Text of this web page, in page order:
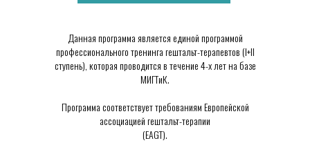
Данная программа является единой программой
профессионального тренинга гештальт-терапевтов (I+II
ступень), которая проводится в течение 4-х лет на базе
МИГТиК.
Программа соответствует требованиям Европейской
ассоциацией гештальт-терапии
(EAGT).